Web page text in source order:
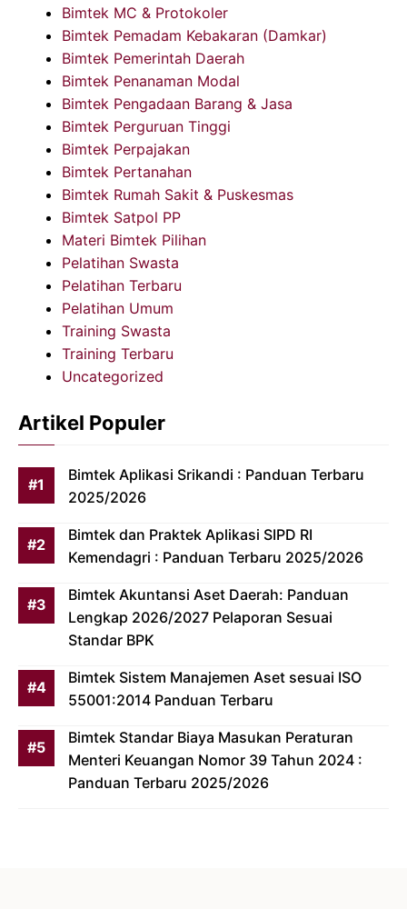
Bimtek MC & Protokoler
Bimtek Pemadam Kebakaran (Damkar)
Bimtek Pemerintah Daerah
Bimtek Penanaman Modal
Bimtek Pengadaan Barang & Jasa
Bimtek Perguruan Tinggi
Bimtek Perpajakan
Bimtek Pertanahan
Bimtek Rumah Sakit & Puskesmas
Bimtek Satpol PP
Materi Bimtek Pilihan
Pelatihan Swasta
Pelatihan Terbaru
Pelatihan Umum
Training Swasta
Training Terbaru
Uncategorized
Artikel Populer
Bimtek Aplikasi Srikandi : Panduan Terbaru
2025/2026
Bimtek dan Praktek Aplikasi SIPD RI
Kemendagri : Panduan Terbaru 2025/2026
Bimtek Akuntansi Aset Daerah: Panduan
Lengkap 2026/2027 Pelaporan Sesuai
Standar BPK
Bimtek Sistem Manajemen Aset sesuai ISO
55001:2014 Panduan Terbaru
Bimtek Standar Biaya Masukan Peraturan
Menteri Keuangan Nomor 39 Tahun 2024 :
Panduan Terbaru 2025/2026